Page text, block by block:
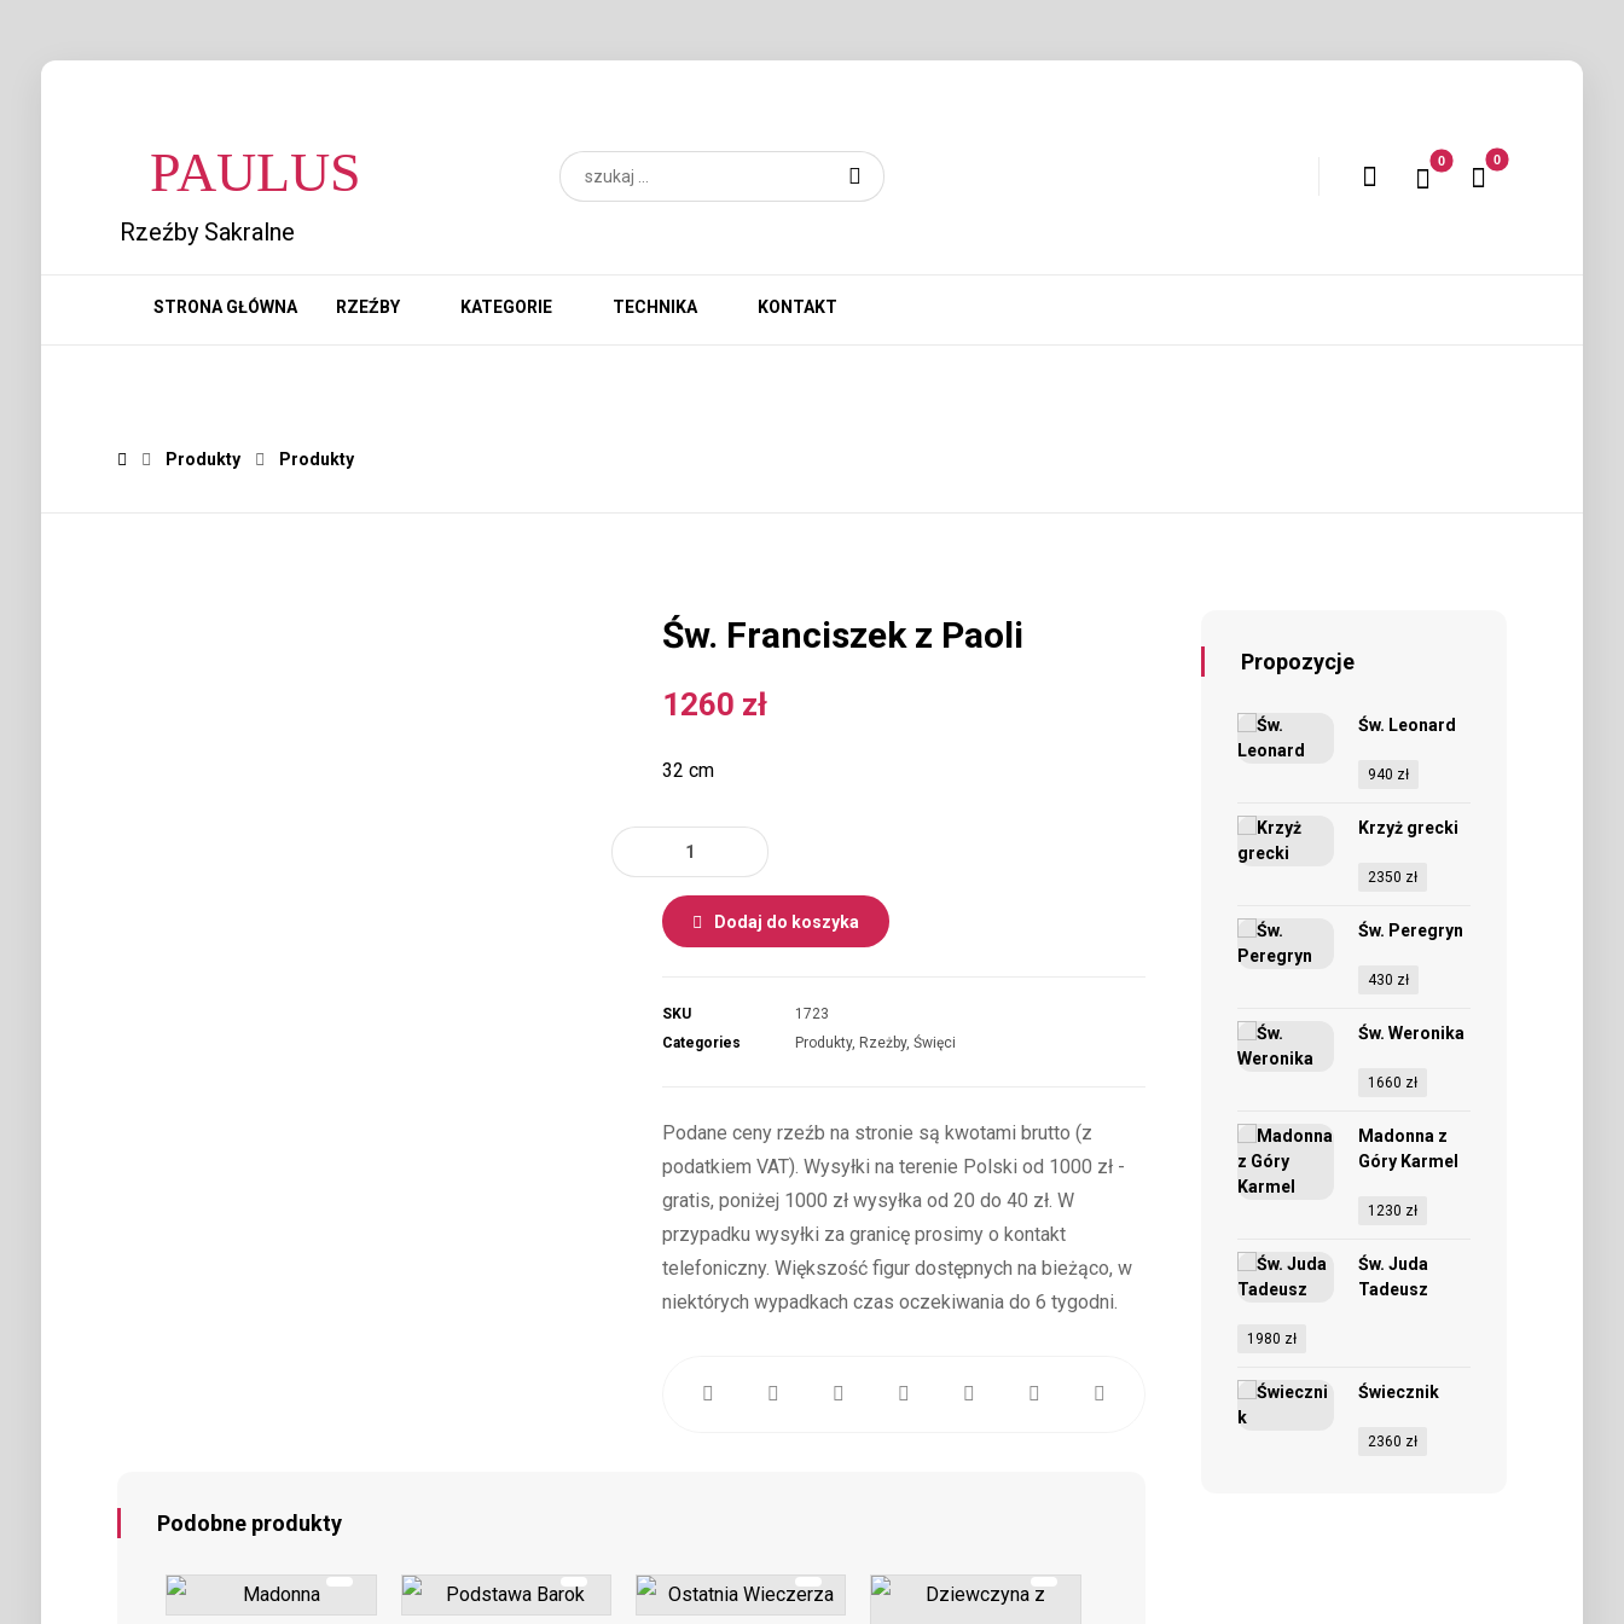
PAULUS
Rzeźby Sakralne
STRONA GŁÓWNA RZEŹBY KATEGORIE TECHNIKA KONTAKT
Produkty Produkty
Św. Franciszek z Paoli
1260 zł
32 cm
Dodaj do koszyka
SKU
1723
Categories
Produkty, Rzeżby,Święci
Podane ceny rzeźb na stronie są kwotami brutto (z
podatkiem VAT). Wysyłki na terenie Polski od 1000 zł -
gratis, poniżej 1000 zł wysyłka od 20 do 40 zł. W
przypadku wysyłki za granicę prosimy o kontakt
telefoniczny. Większość figur dostępnych na bieżąco, w
niektórych wypadkach czas oczekiwania do 6 tygodni.
Podobne produkty
Propozycje
Św. Leonard
940 zł
Krzyż grecki
2350 zł
Św. Peregryn
430 zł
Św. Weronika
1660 zł
Madonna z
Góry Karmel
1230 zł
Św. Juda
Tadeusz
1980 zł
Świecznik
2360 zł